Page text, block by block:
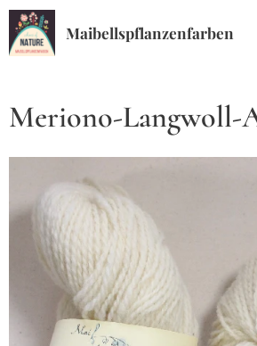
Maibellspflanzenfarben
Meriono-Langwoll-